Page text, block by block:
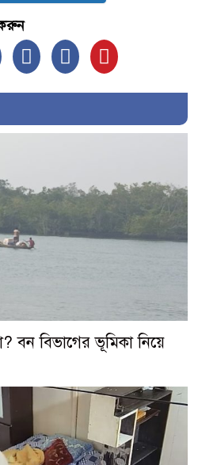
বন বিভাগের ভূমিকা নিয়ে